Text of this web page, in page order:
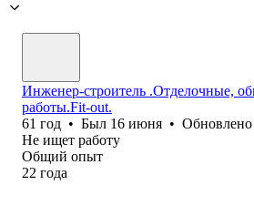
Инженер-строитель .Отделочные,
работы.Fit-out.
61 год • Был 16 июня • Обновлено
Не ищет работу
Общий опыт
22 года